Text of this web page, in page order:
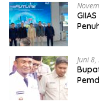
Juni